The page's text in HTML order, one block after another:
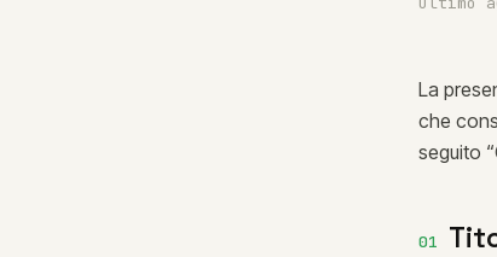
La
che
seguito
01